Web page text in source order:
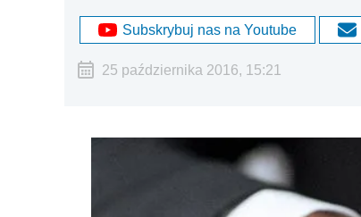
Subskrybuj nas na Youtube
25 października 2016, 15:21